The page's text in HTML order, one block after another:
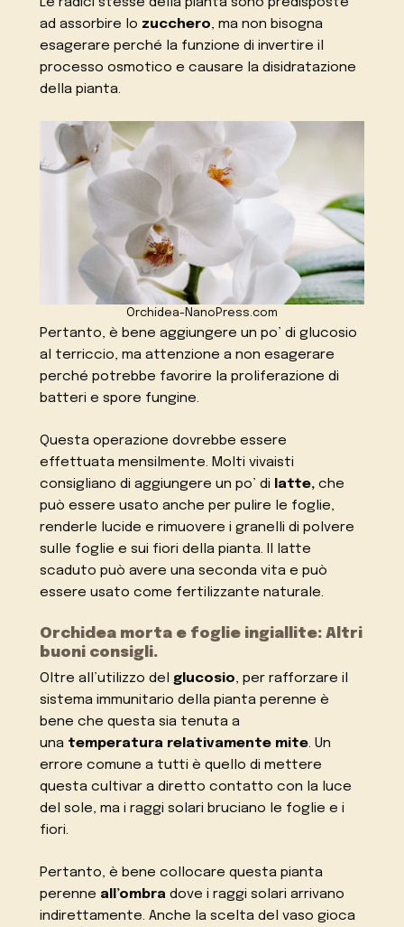
ad assorbire lo zucchero, ma non bisogna
esagerare perché la funzione di invertire il
processo osmotico e causare la disidratazione
della pianta.
Orchidea-NanoPress.com
Pertanto, è bene aggiungere un po’ di glucosio
al terriccio, ma attenzione a non esagerare
perché potrebbe favorire la proliferazione di
batteri e spore fungine.
Questa operazione dovrebbe essere
effettuata mensilmente. Molti vivaisti
consigliano di aggiungere un po’ di latte, che
può essere usato anche per pulire le foglie,
renderle lucide e rimuovere i granelli di polvere
sulle foglie e sui fiori della pianta. Il latte
scaduto può avere una seconda vita e può
essere usato come fertilizzante naturale.
Orchidea morta e foglie ingiallite: Altri
buoni consigli.
Oltre all’utilizzo delglucosio, per rafforzare il
sistema immunitario della pianta perenne è
bene che questa sia tenuta a
una temperatura relativamente mite. Un
errore comune a tutti è quello di mettere
questa cultivar a diretto contatto con la luce
del sole, ma i raggi solari bruciano le foglie e i
fiori.
Pertanto, è bene collocare questa pianta
perenne all’ombra dove i raggi solari arrivano
indirettamente. Anche la scelta del vaso gioca